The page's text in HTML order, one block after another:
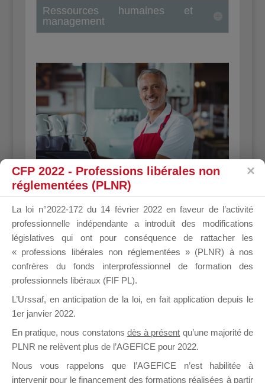
Ressources humaines et
management
E
Le fonctionnement de
l’Opération MDD
Les stagiaires sont libres de choisir,
dans chaque Mallette, un ou plusieurs
programmes de formation jusqu’à
concurrence de 3 jours de formation
Ainsi, à titre d’exemple, un Dirigeant
d’entreprise peut suivre pour cette
année, dans le cadre de l’Opération
CFP 2022 - Professions libérales non
réglementées (PLNR)
La loi n°2022-172 du 14 février 2022 en faveur de l’activité
professionnelle indépendante a introduit des modifications
législatives qui ont pour conséquence de rattacher les
« professions libérales non réglementées » (PLNR) à nos
confrères du fonds interprofessionnel de formation des
professionnels libéraux (FIF PL).
L’Urssaf, en anticipation de la loi, en fait application depuis le
1er janvier 2022.
En pratique, nous constatons dès à présent qu’une majorité de
PLNR ne relèvent plus de l’AGEFICE pour 2022.
Nous vous rappelons que l’AGEFICE n’est habilitée à
intervenir pour le financement des formations réalisées à partir